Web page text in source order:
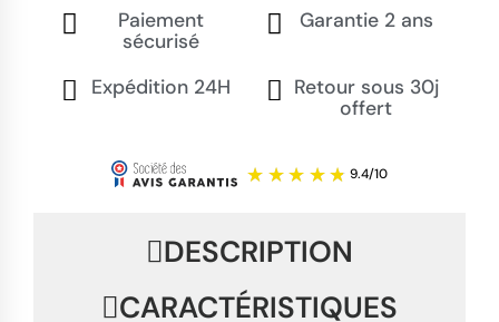
Paiement
sécurisé
Garantie 2 ans
Expédition 24H
Retour sous 30j
offert
DESCRIPTION
CARACTÉRISTIQUES